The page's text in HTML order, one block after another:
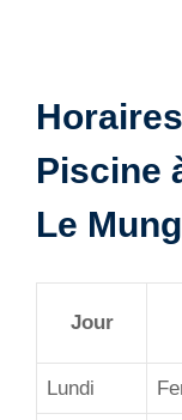
Piscine
Le Mung
Jour
Lundi